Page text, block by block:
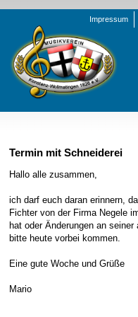
Navigation
Impressum
Verein
Vorstand
Team Jugend
Funktionsträger
Satzung/Ordnungen
Formulare
Orchester
Stammorchester
Jugendkapelle
Instrumenten-Serie
Nachrichten
Startseite
Stammorchester
Jugendkapelle
Interne Infos
Termine
Presse
Jahr 2000 - 2004
Jahr 2005 - 2009
Geschichte
Bilder
Sponsoren
Termin mit Schneiderei
Hallo alle zusammen,
ich darf euch daran erinnern,
Fichter von der Firma Negele
hat oder Änderungen an
bitte heute vorbei kommen.
Eine gute Woche und Grüße
Mario